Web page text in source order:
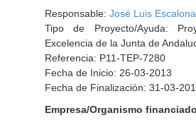
Responsable: José Luis
Tipo de Proyecto/Ayuda:
Excelencia de la Junta de
Referencia: P11-TEP-7280
Fecha de Inicio: 26-03-2013
Fecha de Finalización: 31-03-
Empresa/Organismo